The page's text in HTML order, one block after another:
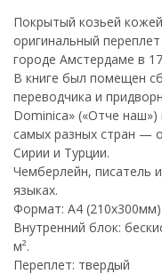
Покрытый козьей
оригинальный
городе Амстердаме в
В книге был помещен
переводчика и
Dominica» («Отче наш»)
самых разных стран —
Сирии и Турции.
Чемберлейн, писатель
языках.
Формат: A4 (210х300мм)
Внутренний блок:
м².
Переплет: твердый